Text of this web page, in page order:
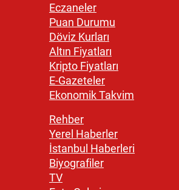
Eczaneler
Puan Durumu
Döviz Kurları
Altın Fiyatları
Kripto Fiyatları
E-Gazeteler
Ekonomik Takvim
Rehber
Yerel Haberler
İstanbul Haberleri
Biyografiler
TV